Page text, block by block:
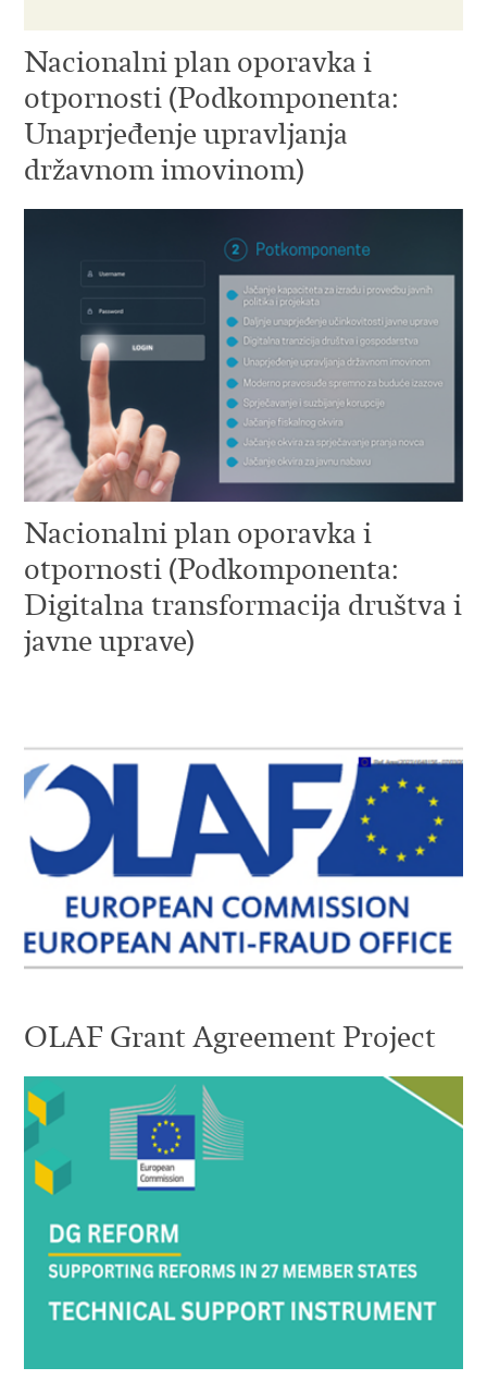
Nacionalni plan oporavka i
otpornosti (Podkomponenta:
Unaprjeđenje upravljanja
državnom imovinom)
Nacionalni plan oporavka i
otpornosti (Podkomponenta:
Digitalna transformacija društva i
javne uprave)
OLAF Grant Agreement Project